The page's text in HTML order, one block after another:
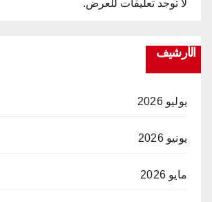
لا توجد تعليقات للعرض.
الأرشيف
يوليو 2026
يونيو 2026
مايو 2026